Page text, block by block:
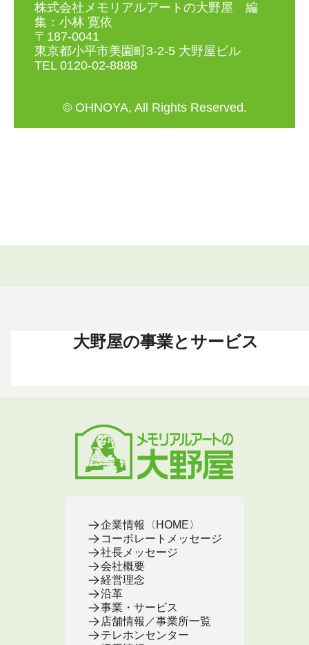
株式会社メモリアルアートの大野屋 編
集：小林 寛依
〒187-0041
東京都小平市美園町3-2-5 大野屋ビル
TEL 0120-02-8888
© OHNOYA, All Rights Reserved.
大野屋の事業とサービス
お葬式 〈HOME〉
終活セミナー・イベント
お葬式のFAQ
お葬式の相談窓口
お墓・墓地 〈HOME〉
お墓の相談窓口
お墓の基本知識
お仏壇 〈HOME〉
手元供養 〈HOME〉
終活・相続 〈HOME〉
医療・介護
企業情報〈HOME〉
コーポレートメッセージ
社長メッセージ
会社概要
経営理念
沿革
事業・サービス
店舗情報／事業所一覧
テレホンセンター